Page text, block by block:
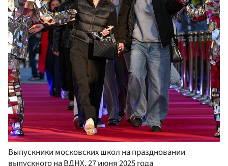
Выпускники московских школ на праздновании